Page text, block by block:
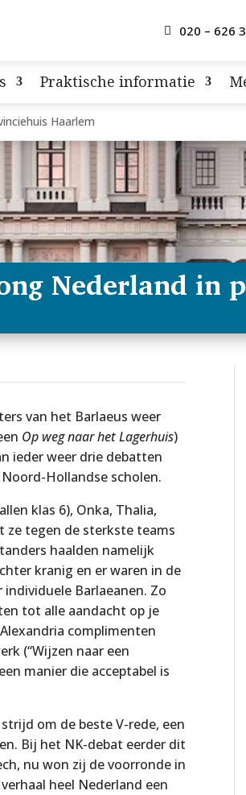
020 – 626
Praktische informatie
Haarlem
Nederland in
van het Barlaeus weer
Op weg naar het Lagerhuis)
ieder weer drie debatten
Hollandse scholen.
klas 6), Onka, Thalia,
ze tegen de sterkste teams
haalden namelijk
kranig en er waren in de
Barlaeanen. Zo
tot alle aandacht op je
complimenten
(“Wijzen naar een
manier die acceptabel is
om de beste V-rede, een
Bij het NK-debat eerder dit
nu won zij de voorronde in
heel Nederland een